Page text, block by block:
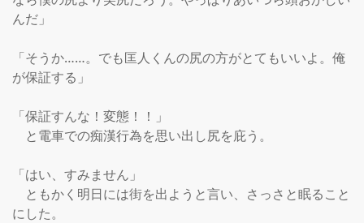
んだ」
「そうか……。でも匡人くんの尻の方がとてもいいよ。俺
が保証する」
「保証すんな！変態！！」
と電車での痴漢行為を思い出し尻を庇う。
「はい、すみません」
ともかく明日には街を出ようと言い、さっさと眠ること
にした。